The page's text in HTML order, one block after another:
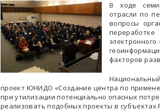
В ходе
отрасли по
вопросы
факторов
проект ЮНИДО «Создание центра по
при утилизации потенциально опасных
реализовать подобных проекты в субъектах